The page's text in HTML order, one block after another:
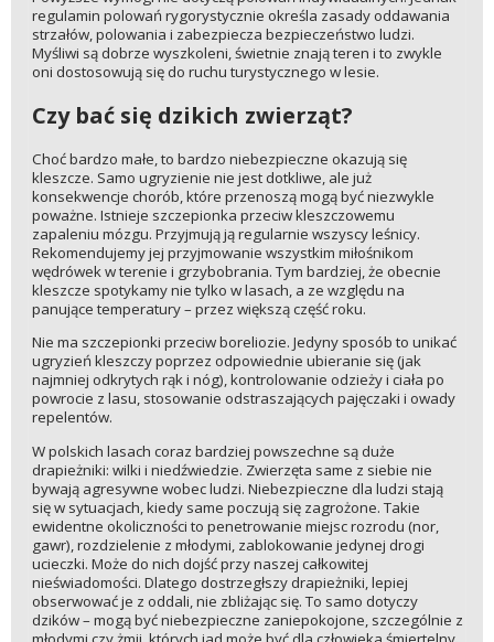
regulamin polowań rygorystycznie określa zasady oddawania
strzałów, polowania i zabezpiecza bezpieczeństwo ludzi.
Myśliwi są dobrze wyszkoleni, świetnie znają teren i to zwykle
oni dostosowują się do ruchu turystycznego w lesie.
Czy bać się dzikich zwierząt?
Choć bardzo małe, to bardzo niebezpieczne okazują się
kleszcze. Samo ugryzienie nie jest dotkliwe, ale już
konsekwencje chorób, które przenoszą mogą być niezwykle
poważne. Istnieje szczepionka przeciw kleszczowemu
zapaleniu mózgu. Przyjmują ją regularnie wszyscy leśnicy.
Rekomendujemy jej przyjmowanie wszystkim miłośnikom
wędrówek w terenie i grzybobrania. Tym bardziej, że obecnie
kleszcze spotykamy nie tylko w lasach, a ze względu na
panujące temperatury – przez większą część roku.
Nie ma szczepionki przeciw boreliozie. Jedyny sposób to unikać
ugryzień kleszczy poprzez odpowiednie ubieranie się (jak
najmniej odkrytych rąk i nóg), kontrolowanie odzieży i ciała po
powrocie z lasu, stosowanie odstraszających pajęczaki i owady
repelentów.
W polskich lasach coraz bardziej powszechne są duże
drapieżniki: wilki i niedźwiedzie. Zwierzęta same z siebie nie
bywają agresywne wobec ludzi. Niebezpieczne dla ludzi stają
się w sytuacjach, kiedy same poczują się zagrożone. Takie
ewidentne okoliczności to penetrowanie miejsc rozrodu (nor,
gawr), rozdzielenie z młodymi, zablokowanie jedynej drogi
ucieczki. Może do nich dojść przy naszej całkowitej
nieświadomości. Dlatego dostrzegłszy drapieżniki, lepiej
obserwować je z oddali, nie zbliżając się. To samo dotyczy
dzików – mogą być niebezpieczne zaniepokojone, szczególnie z